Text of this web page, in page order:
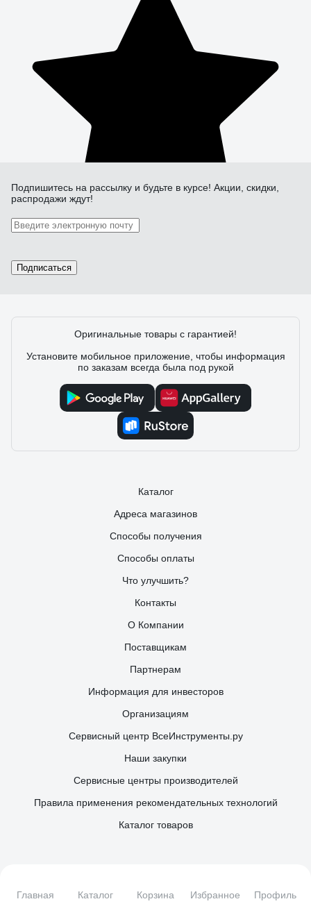
Главная Каталог Корзина Избранное Профиль
Подпишитесь на рассылку и будьте в курсе! Акции, скидки,
распродажи ждут!
Подписаться
Оригинальные товары с гарантией!
Установите мобильное приложение, чтобы информация
по заказам всегда была под рукой
Каталог
Адреса магазинов
Способы получения
Способы оплаты
Что улучшить?
Контакты
О Компании
Поставщикам
Партнерам
Информация для инвесторов
Организациям
Сервисный центр ВсеИнструменты.ру
Наши закупки
Сервисные центры производителей
Правила применения рекомендательных технологий
Каталог товаров